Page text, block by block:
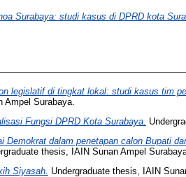
Surabaya: studi kasus di DPRD kota
legislatif di tingkat lokal: studi kasus tim
Ampel Surabaya.
Fungsi DPRD Kota Surabaya.
dalam penetapan calon Bupati
thesis, IAIN Sunan Ampel
Siyasah. Undergraduate thesis, IAIN